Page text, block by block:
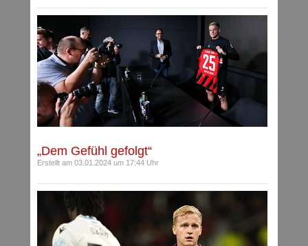
„Dem Gefühl gefolgt“
Erstellt am 03.01.2024 um 17:44 Uhr